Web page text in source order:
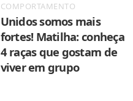
COMPORTAMENTO
Unidos somos mais
fortes! Matilha: conheça
4 raças que gostam de
viver em grupo